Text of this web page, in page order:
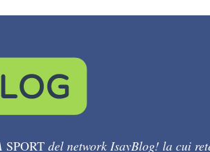
SPORT del network IsayBlog! la cui